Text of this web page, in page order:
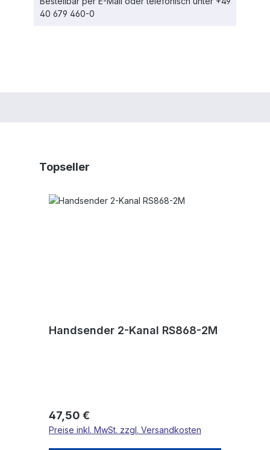
40 679 460-0
Produktgalerie überspringen
Topseller
Handsender 2-Kanal RS868-2M
Regulärer Preis:
47,50 €
Preise inkl. MwSt. zzgl. Versandkosten